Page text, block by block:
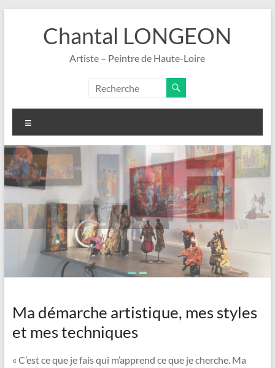
Chantal LONGEON
Artiste – Peintre de Haute-Loire
Ma démarche artistique, mes styles
et mes techniques
« C’est ce que je fais qui m’apprend ce que je cherche. Ma